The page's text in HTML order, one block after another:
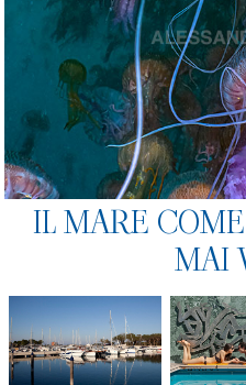
IL MARE
MAI